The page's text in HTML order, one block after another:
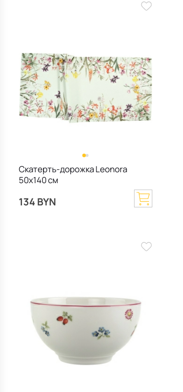
Скатерть-дорожка Leonora
50х140 см
134 BYN